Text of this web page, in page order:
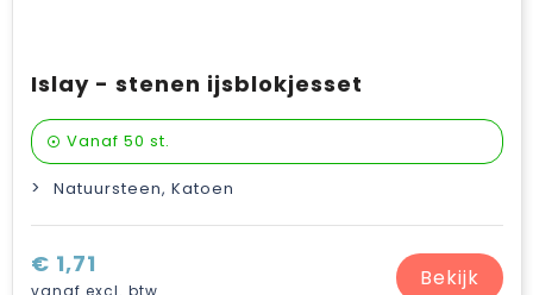
Islay - stenen ijsblokjesset
Vanaf 50 st.
Natuursteen, Katoen
€ 1,71
vanaf excl. btw Bekijk